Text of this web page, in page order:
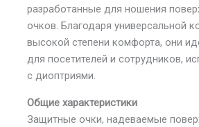
разработанные для ношения
очков. Благодаря универсальной
высокой степени комфорта, они
для посетителей и сотрудников,
с диоптриями.
Общие характеристики
Защитные очки, надеваемые